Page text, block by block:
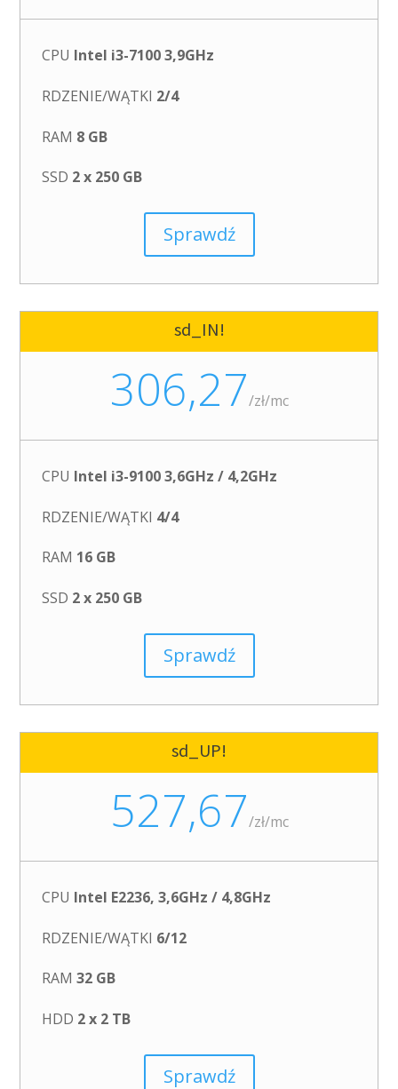
CPU Intel i3-7100 3,9GHz
RDZENIE/WĄTKI 2/4
RAM 8 GB
SSD 2 x 250 GB
Sprawdź
sd_IN!
306,27/zł/mc
CPU Intel i3-9100 3,6GHz / 4,2GHz
RDZENIE/WĄTKI 4/4
RAM 16 GB
SSD 2 x 250 GB
Sprawdź
sd_UP!
527,67/zł/mc
CPU Intel E2236, 3,6GHz / 4,8GHz
RDZENIE/WĄTKI 6/12
RAM32 GB
HDD 2 x 2 TB
Sprawdź